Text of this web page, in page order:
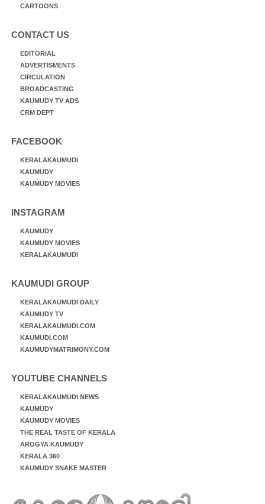
CARTOONS
CONTACT US
EDITORIAL
ADVERTISMENTS
CIRCULATION
BROADCASTING
KAUMUDY TV ADS
CRM DEPT
FACEBOOK
KERALAKAUMUDI
KAUMUDY
KAUMUDY MOVIES
INSTAGRAM
KAUMUDY
KAUMUDY MOVIES
KERALAKAUMUDI
KAUMUDI GROUP
KERALAKAUMUDI DAILY
KAUMUDY TV
KERALAKAUMUDI.COM
KAUMUDI.COM
KAUMUDYMATRIMONY.COM
YOUTUBE CHANNELS
KERALAKAUMUDI NEWS
KAUMUDY
KAUMUDY MOVIES
THE REAL TASTE OF KERALA
AROGYA KAUMUDY
KERALA 360
KAUMUDY SNAKE MASTER